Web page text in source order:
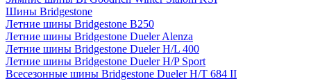
Шины Bridgestone
Летние шины Bridgestone B250
Летние шины Bridgestone Dueler Alenza
Летние шины Bridgestone Dueler H/L 400
Летние шины Bridgestone Dueler H/P Sport
Всесезонные шины Bridgestone Dueler H/T 684 II